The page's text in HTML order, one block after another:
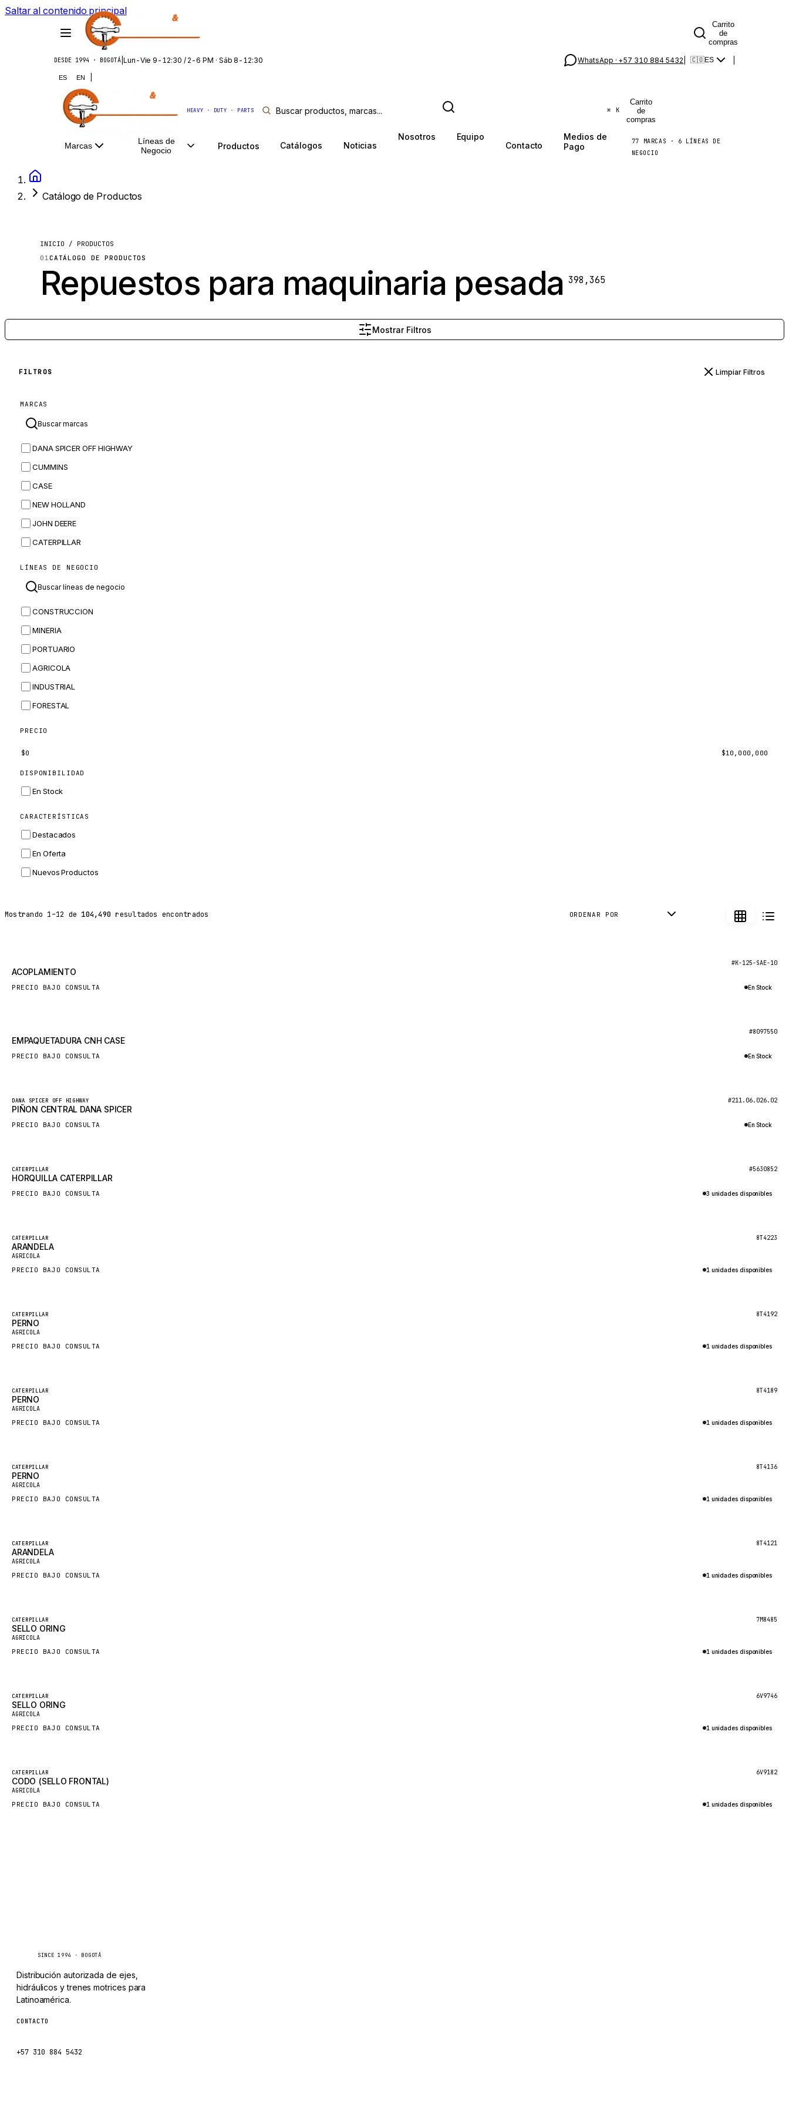
Saltar al contenido principal
Carrito
de
compras
DESDE 1994 · BOGOTÁ Lun-Vie 9-12:30 / 2-6 PM · Sáb 8-12:30 WhatsApp · +57 310 884 5432 🇨🇴ES
ES EN
HEAVY · DUTY · PARTS ⌘ K
Carrito
de
compras
Marcas
Líneas de
Negocio
Productos Catálogos Noticias
Nosotros
Equipo
Contacto
Medios de
Pago
77 MARCAS · 6
LÍNEAS DE
NEGOCIO
Catálogo de Productos
INICIO / PRODUCTOS
01CATÁLOGO DE PRODUCTOS
Repuestos para maquinaria pesada 398,365
Mostrar Filtros
FILTROS Limpiar Filtros
MARCAS
DANA SPICER OFF HIGHWAY
CUMMINS
CASE
NEW HOLLAND
JOHN DEERE
CATERPILLAR
MASSEY FERGUSON
BOBCAT
JCB
KOMATSU
CORTECO
KUBOTA
MERLO
HYUNDAI
BALDWIN
SANY
CUKUROVA
KALMAR
MAHINDRA
VALTRA
DIECI
DOOSAN
NACCO
FAUN
GROVE
MAFI
LINDE
MANNESMANN
ATLAS COPCO
ROTA
SANDVIK
HIAB
HEIL
GLENCOE
GEHL
COMMERCIAL HYDRAULICS
CLARK
HYVA
KOBELCO
LÍNEAS DE NEGOCIO
CONSTRUCCION
MINERIA
PORTUARIO
AGRICOLA
INDUSTRIAL
FORESTAL
PRECIO
$0 $10,000,000
DISPONIBILIDAD
En Stock
CARACTERÍSTICAS
Destacados
En Oferta
Nuevos Productos
Mostrando 1–12 de 104,490 resultados encontrados ORDENAR POR
#K-125-SAE-10
ACOPLAMIENTO
PRECIO BAJO CONSULTA En Stock
#8097550
EMPAQUETADURA CNH CASE
PRECIO BAJO CONSULTA En Stock
Nuevo
DANA SPICER OFF HIGHWAY #211.06.026.02
PIÑON CENTRAL DANA SPICER
PRECIO BAJO CONSULTA En Stock
Nuevo
CATERPILLAR #5630852
HORQUILLA CATERPILLAR
PRECIO BAJO CONSULTA 3 unidades disponibles
Destacado
Nuevo
CATERPILLAR 8T4223
ARANDELA
AGRICOLA
PRECIO BAJO CONSULTA 1 unidades disponibles
Destacado
Nuevo
CATERPILLAR 8T4192
PERNO
AGRICOLA
PRECIO BAJO CONSULTA 1 unidades disponibles
Destacado
Nuevo
CATERPILLAR 8T4189
PERNO
AGRICOLA
PRECIO BAJO CONSULTA 1 unidades disponibles
Destacado
Nuevo
CATERPILLAR 8T4136
PERNO
AGRICOLA
PRECIO BAJO CONSULTA 1 unidades disponibles
Destacado
Nuevo
CATERPILLAR 8T4121
ARANDELA
AGRICOLA
PRECIO BAJO CONSULTA 1 unidades disponibles
Destacado
Nuevo
CATERPILLAR 7M8485
SELLO ORING
AGRICOLA
PRECIO BAJO CONSULTA 1 unidades disponibles
Destacado
Nuevo
CATERPILLAR 6V9746
SELLO ORING
AGRICOLA
PRECIO BAJO CONSULTA 1 unidades disponibles
Destacado
Nuevo
CATERPILLAR 6V9182
CODO (SELLO FRONTAL)
AGRICOLA
PRECIO BAJO CONSULTA 1 unidades disponibles
SINCE 1994 · BOGOTÁ
Distribución autorizada de ejes,
hidráulicos y trenes motrices para
Latinoamérica.
CONTACTO
+57 310 884 5432